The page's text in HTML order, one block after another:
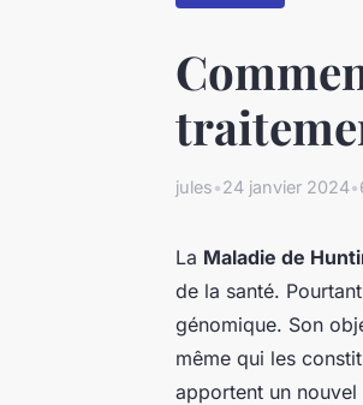
jules•24 janvier 2024•
La Maladie de
de la santé.
génomique. Son
même qui les
apportent un